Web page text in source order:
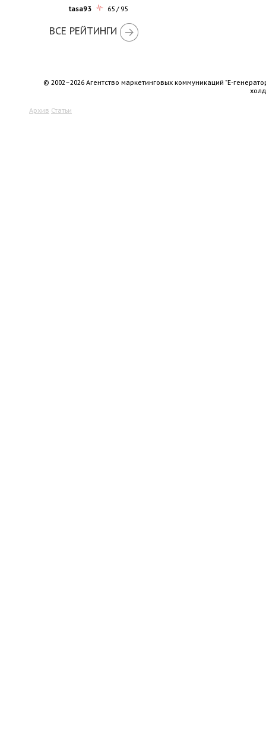
tasa93
65 / 95
ВСЕ РЕЙТИНГИ
© 2002–2026 Агентство маркетинговых коммуникаций "Е-
Архив Статьи